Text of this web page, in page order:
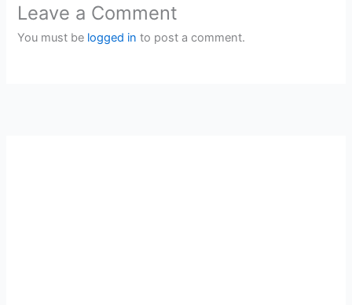
Leave a Comment
You must be logged in to post a comment.